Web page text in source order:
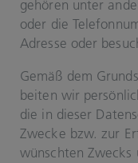
ge­hö­ren unter
oder die
Adres­se oder
Gemäß dem
bei­ten wir
die in die­ser
Zwe­cke bzw. zur
wünsch­ten